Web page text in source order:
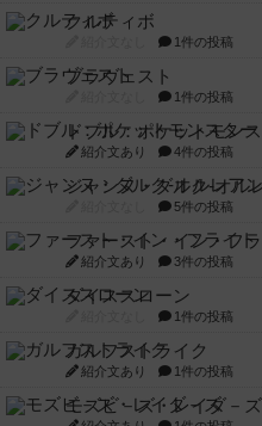
クルティボ
1件の投稿
ブラヴェスト
1件の投稿
ドブル：ポケットモン
紹介文あり 4件の投稿
ジャンヌ・ダルク-オル
5件の投稿
ファースト・イン・フラ
紹介文あり 3件の投稿
ダイススローン
1件の投稿
ガルフストライク
紹介文あり 1件の投稿
モズビ－ズ・レイダ－ズ